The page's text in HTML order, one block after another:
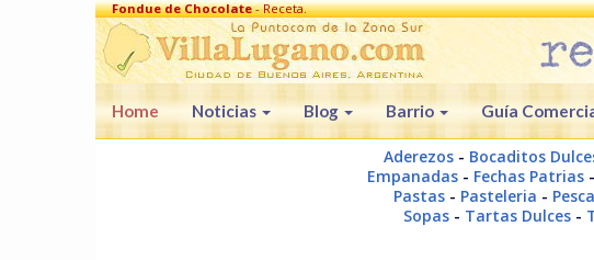
Fondue de Chocolate- Receta.
Home Noticias Blog Barrio Guía
Aderezos - Bocaditos
Empanadas - Fechas Patrias -
Pastas- Pasteleria -
Sopas - Tartas Dulces -